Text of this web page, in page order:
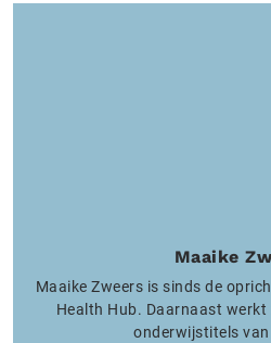
Maaike
Maaike Zweers is sinds de
Health Hub. Daarnaast werkt
onderwijstitels